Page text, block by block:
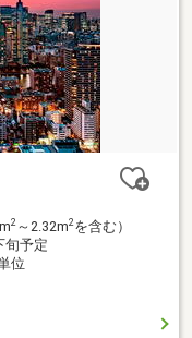
2 ～2.32m2 を含む）
旬予定
位